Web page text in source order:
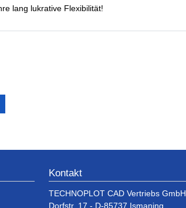
lang lukrative Flexibilität!
Kontakt
TECHNOPLOT CAD Vertriebs GmbH
Dorfstr. 17 - D-85737 Ismaning